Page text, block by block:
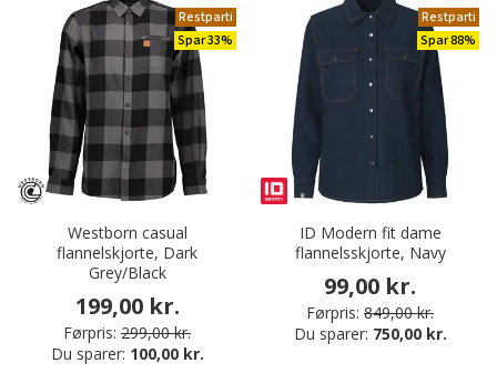
Restparti
Spar 33%
Westborn casual
flannelskjorte, Dark
Grey/Black
199,00 kr.
Førpris: 299,00 kr.
Du sparer: 100,00 kr.
Restparti
Spar 88%
ID Modern fit dame
flannelsskjorte, Navy
99,00 kr.
Førpris: 849,00 kr.
Du sparer: 750,00 kr.